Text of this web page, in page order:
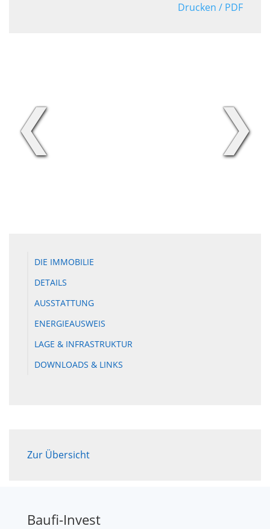
Drucken / PDF
❮ ❯
DIE IMMOBILIE
DETAILS
AUSSTATTUNG
ENERGIEAUSWEIS
LAGE & INFRASTRUKTUR
DOWNLOADS & LINKS
Zur Übersicht
Baufi-Invest